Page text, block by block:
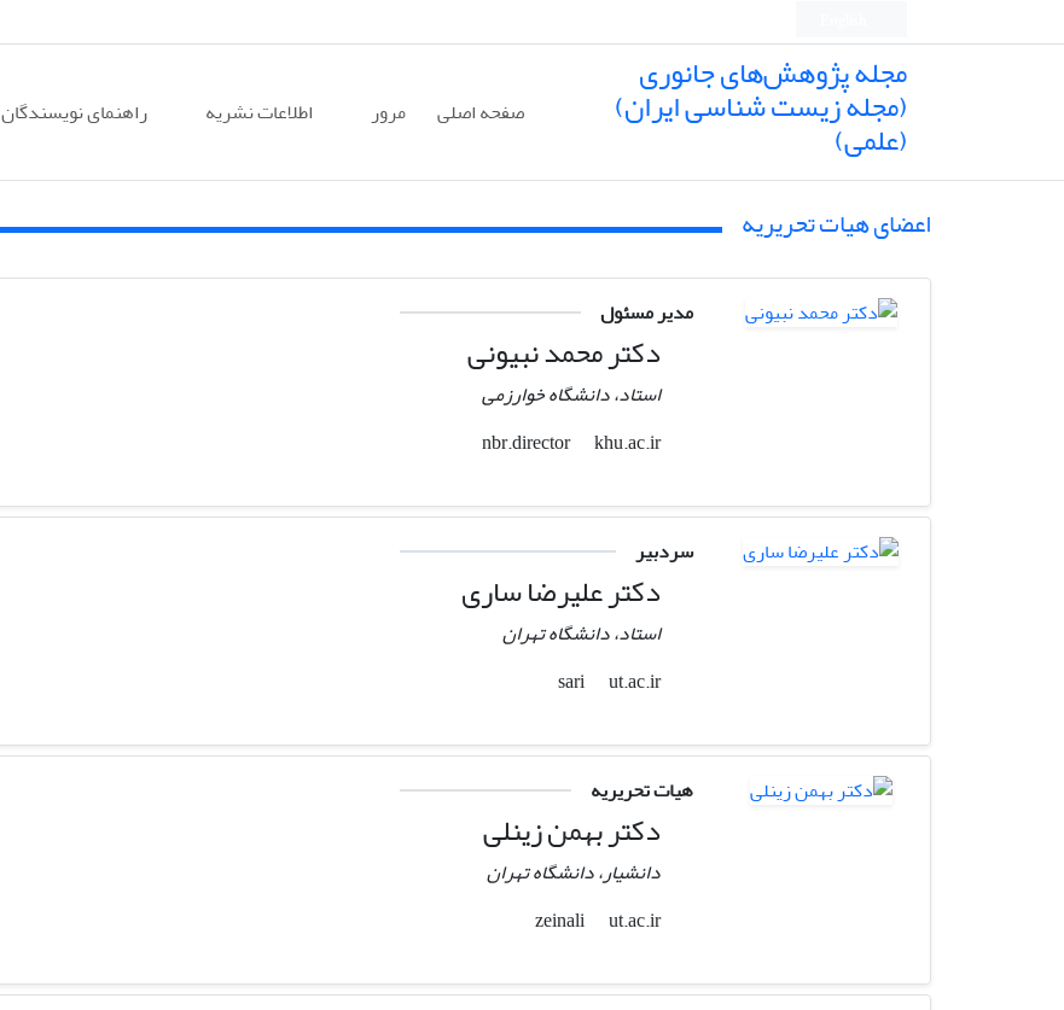
مجله پژوهش‌های جانوری
(مجله زیست شناسی ایران)
(علمی) صفحه اصلی مرور اطلاعات نشریه راهنمای نویسندگان
اعضای هیات تحریریه
مدیر مسئول
دکتر محمد نبیونی
استاد، دانشگاه خوارزمی
nbr.director
khu.ac.ir
سردبیر
دکتر علیرضا ساری
استاد، دانشگاه تهران
sari
ut.ac.ir
هیات تحریریه
دکتر بهمن زینلی
دانشیار، دانشگاه تهران
zeinali
ut.ac.ir